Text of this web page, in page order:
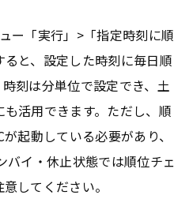
ー「実行」>「指定時刻に順
と、設定した時刻に毎日順
刻は分単位で設定でき、土
活用できます。ただし、順
起動している必要があり、
バイ・休止状態では順位チェ
してください。